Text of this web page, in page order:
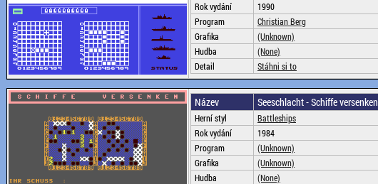
Rok vydání
1990
Program
Christian Berg
Grafika
(Unknown)
Hudba
(None)
Detail
Stáhni si to
Název Seeschlacht - Schiffe versenken
Herní styl
Battleships
Rok vydání
1984
Program
(Unknown)
Grafika
(Unknown)
Hudba
(None)